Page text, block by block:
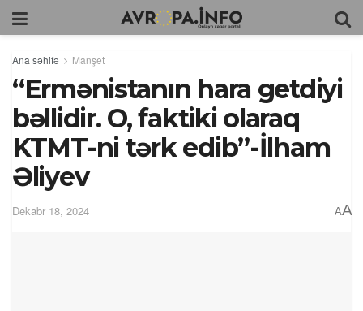
Ana səhifə Manşet
“Ermənistanın hara getdiyi
bəllidir. O, faktiki olaraq
KTMT-ni tərk edib”-İlham
Əliyev
Dekabr 18, 2024 AA